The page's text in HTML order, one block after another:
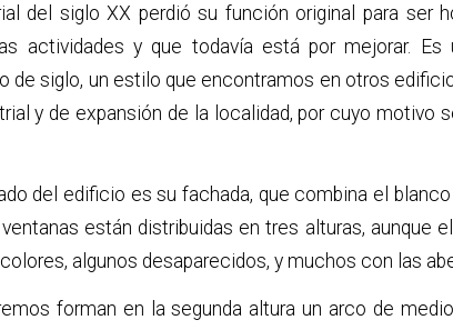
del siglo XX perdió su función original para ser
actividades y que todavía está por mejorar.
de siglo, un estilo que encontramos en otros
y de expansión de la localidad, por cuyo motivo
del edificio es su fachada, que combina el
están distribuidas en tres alturas, aunque
algunos desaparecidos, y muchos con las
forman en la segunda altura un arco de